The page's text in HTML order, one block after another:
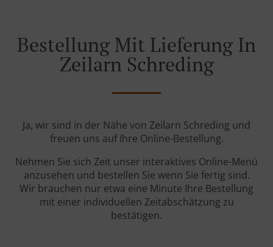
Bestellung Mit Lieferung In
Zeilarn Schreding
Ja, wir sind in der Nähe von Zeilarn Schreding und
freuen uns auf Ihre Online-Bestellung.
Nehmen Sie sich Zeit unser interaktives Online-Menü
anzusehen und bestellen Sie wenn Sie fertig sind.
Wir brauchen nur etwa eine Minute Ihre Bestellung
mit einer individuellen Zeitabschätzung zu
bestätigen.